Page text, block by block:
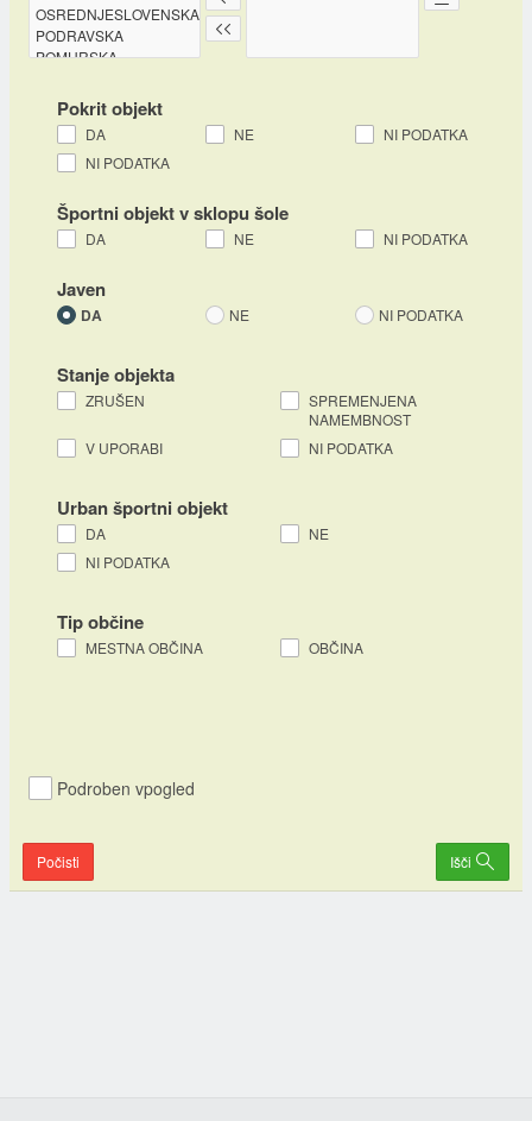
Pokrit objekt
DA NE
NI PODATKA
NI PODATKA
Športni objekt v sklopu šole
DA NE NI PODATKA
Javen
DA NE NI PODATKA
Stanje objekta
ZRUŠEN
SPREMENJENA
NAMEMBNOST
V UPORABI
NI PODATKA
Urban športni objekt
DA
NE
NI PODATKA
Tip občine
MESTNA OBČINA OBČINA
Podroben vpogled
Počisti Išči